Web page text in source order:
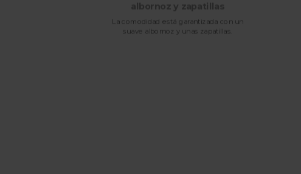
albornoz y zapatillas
La comodidad está garantizada con un
suave albornoz y unas zapatillas.